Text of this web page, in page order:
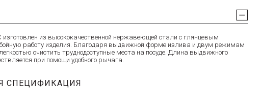
из высококачественной нержавеющей стали с глянцевым
работу изделия. Благодаря выдвижной форме излива и двум режимам
очистить труднодоступные места на посуде. Длина выдвижного
при помощи удобного рычага.
СПЕЦИФИКАЦИЯ